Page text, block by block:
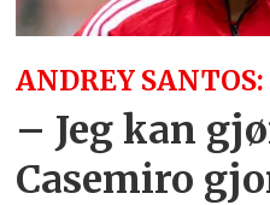
ANDREY SANTOS:
– Jeg kan
Casemiro